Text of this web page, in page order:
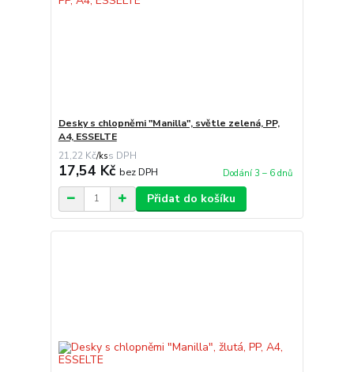
Desky s chlopněmi "Manilla", světle zelená, PP,
A4, ESSELTE
21,22 Kč/ks
17,54 Kč bez DPH Dodání 3 – 6 dnů
Přidat do košíku